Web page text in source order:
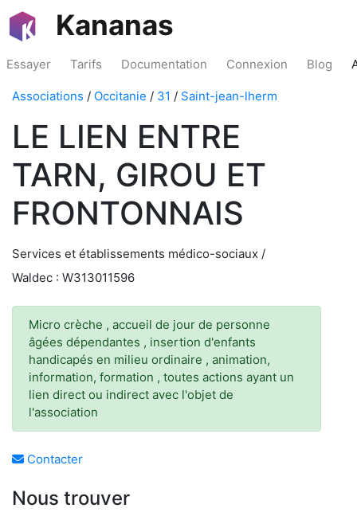
Kananas
Essayer Tarifs Documentation Connexion Blog
Associations / Occitanie / 31 / Saint-jean-lherm
LE LIEN ENTRE
TARN, GIROU ET
FRONTONNAIS
Services et établissements médico-sociaux /
Waldec : W313011596
Micro crèche , accueil de jour de personne
âgées dépendantes , insertion d'enfants
handicapés en milieu ordinaire , animation,
information, formation , toutes actions ayant un
lien direct ou indirect avec l'objet de
l'association
Contacter
Nous trouver